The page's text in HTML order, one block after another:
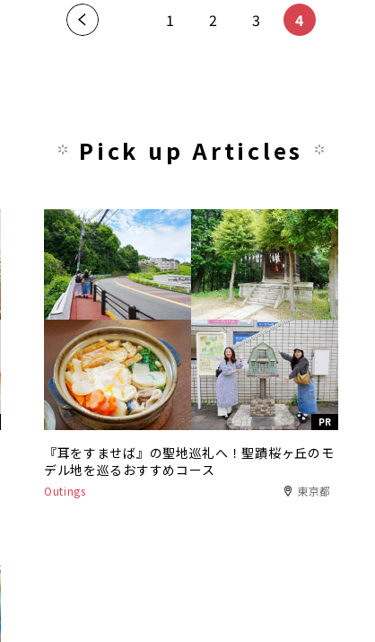
« 1 2 3 4
Pick up Articles
PR
『耳をすませば』の聖地巡礼へ！聖蹟桜ヶ丘のモ
デル地を巡るおすすめコース
Outings 東京都